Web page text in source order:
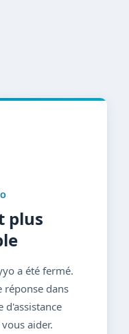
plus
a été fermé.
réponse dans
d'assistance
aider.